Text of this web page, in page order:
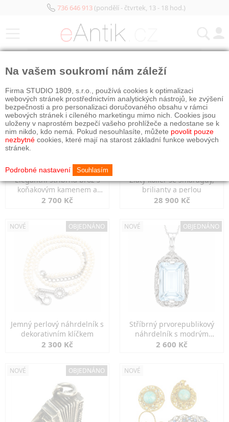
736 646 913(pondělí - čtvrtek, 13 - 18 hod.)
Elegantní stříbrná brož s
koňakovým kamenem a
markazity
2 700 Kč
Zlatý kolier se smaragdy,
brilianty a perlou
28 900 Kč
NOVÉ OBJEDNÁNO
Jemný perlový náhrdelník s
dekorativním klíčkem
2 300 Kč
NOVÉ OBJEDNÁNO
Stříbrný prvorepublikový
náhrdelník s modrým
spinelem
2 600 Kč
NOVÉ OBJEDNÁNO NOVÉ
Na vašem soukromí nám záleží
Firma STUDIO 1809, s.r.o., používá cookies k optimalizaci
webových stránek prostřednictvím analytických nástrojů, ke zvýšení
bezpečnosti a pro personalizaci doručovaného obsahu v rámci
webových stránek i cíleného marketingu mimo nich. Cookies jsou
uloženy v naprostém bezpečí vašeho prohlížeče a nedostane se k
nim nikdo, kdo nemá. Pokud nesouhlasíte, můžete povolit pouze
nezbytné cookies, které mají na starost základní funkce webových
stránek.
Podrobné nastavení Souhlasím